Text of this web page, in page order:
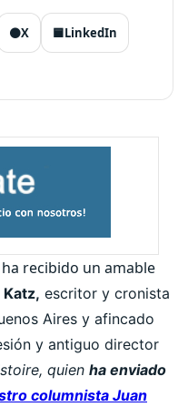
⚫X 🟦LinkedIn
ha recibido un amable
Katz, escritor y cronista
Aires y afincado
y antiguo director
quien ha enviado
columnista Juan